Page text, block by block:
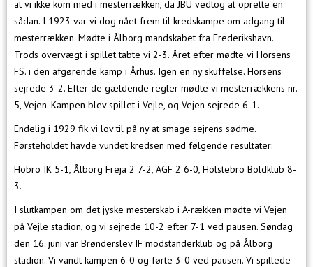
at vi ikke kom med i mesterrækken, da JBU vedtog at oprette en
sådan. I 1923 var vi dog nået frem til kredskampe om adgang til
mesterrækken. Mødte i Ålborg mandskabet fra Frederikshavn.
Trods overvægt i spillet tabte vi 2-3. Året efter mødte vi Horsens
FS. i den afgørende kamp i Århus. Igen en ny skuffelse. Horsens
sejrede 3-2. Efter de gældende regler mødte vi mesterrækkens nr.
5, Vejen. Kampen blev spillet i Vejle, og Vejen sejrede 6-1.
Endelig i 1929 fik vi lov til på ny at smage sejrens sødme.
Førsteholdet havde vundet kredsen med følgende resultater:
Hobro IK 5-1, Ålborg Freja 2 7-2, AGF 2 6-0, Holstebro Boldklub 8-
3.
I slutkampen om det jyske mesterskab i A-rækken mødte vi Vejen
på Vejle stadion, og vi sejrede 10-2 efter 7-1 ved pausen. Søndag
den 16. juni var Brønderslev IF modstanderklub og på Ålborg
stadion. Vi vandt kampen 6-0 og førte 3-0 ved pausen. Vi spillede